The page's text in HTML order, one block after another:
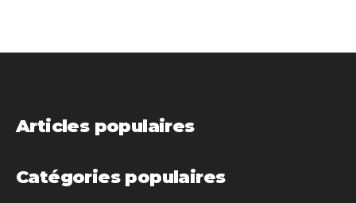
Articles populaires
Catégories populaires